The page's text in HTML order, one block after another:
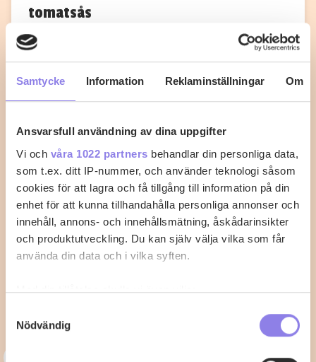
Samtycke Information Reklaminställningar Om
Ansvarsfull användning av dina uppgifter
Vi och våra 1022 partners behandlar din personliga data,
som t.ex. ditt IP-nummer, och använder teknologi såsom
cookies för att lagra och få tillgång till information på din
enhet för att kunna tillhandahålla personliga annonser och
innehåll, annons- och innehållsmätning, åskådarinsikter
och produktutveckling. Du kan själv välja vilka som får
använda din data och i vilka syften.
Med din tillåtelse skulle vi även vilja:
som kan ha en noggrannhet på upp till flera meter
Nödvändig
tomatsås
Med det här receptet går det inte att misslyckas med
fisken.